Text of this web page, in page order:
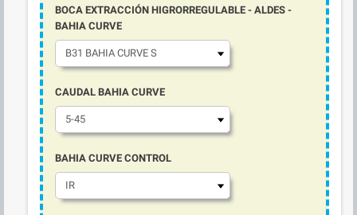
BOCA EXTRACCIÓN HIGRORREGULABLE - ALDES -
BAHIA CURVE
CAUDAL BAHIA CURVE
BAHIA CURVE CONTROL